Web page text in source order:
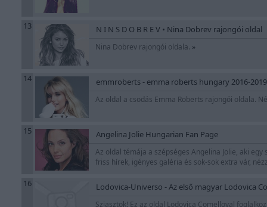
13 N I N S D O B R E V • Nina Dobrev rajongói oldal
Nina Dobrev rajongói oldala. »
14 emmroberts - emma roberts hungary 2016-2019
Az oldal a csodás Emma Roberts rajongói oldala.
15 Angelina Jolie Hungarian Fan Page
Az oldal témája a szépséges Angelina Jolie, aki
friss hírek, igényes galéria és sok-sok extra vár,
16 Lodovica-Universo - Az első magyar Lodovica
Sziasztok! Ez az oldal Lodovica Comelloval